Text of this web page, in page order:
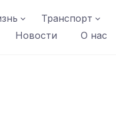
Транспорт
Новости О нас